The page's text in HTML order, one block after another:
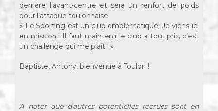
derrière l’avant-centre et sera un renfort de poids
pour l’attaque toulonnaise.
« Le Sporting est un club emblématique. Je viens ici
en mission ! Il faut maintenir le club a tout prix, c’est
un challenge qui me plait ! »
Baptiste, Antony, bienvenue à Toulon !
A noter que d’autres potentielles recrues sont en